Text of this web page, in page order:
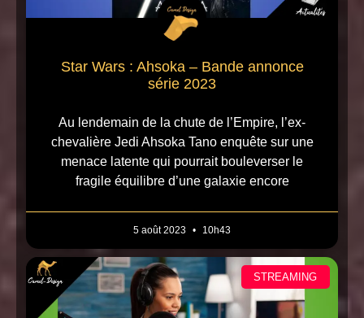
Star Wars : Ahsoka – Bande annonce
série 2023
Au lendemain de la chute de l’Empire, l’ex-
chevalière Jedi Ahsoka Tano enquête sur une
menace latente qui pourrait bouleverser le
fragile équilibre d’une galaxie encore
5 août 2023 10h43
STREAMING